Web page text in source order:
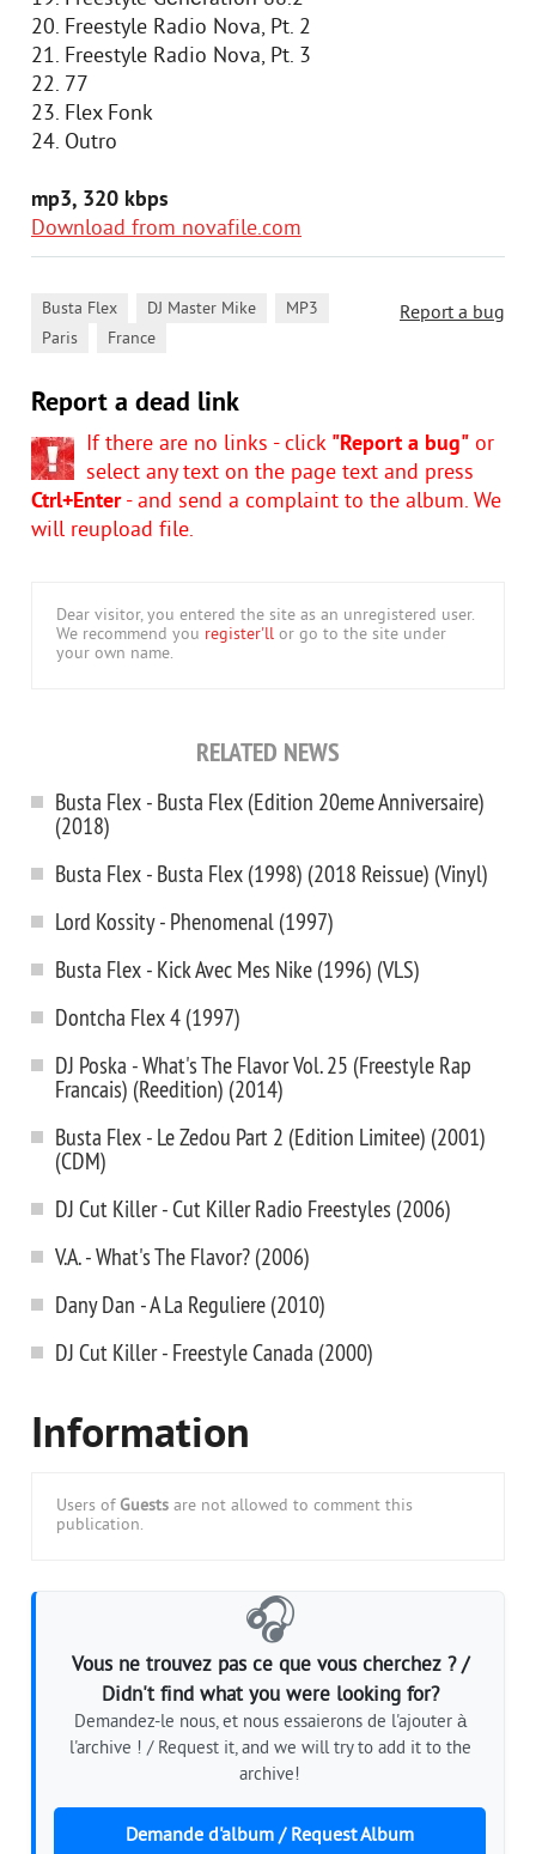
20. Freestyle Radio Nova, Pt. 2
21. Freestyle Radio Nova, Pt. 3
22. 77
23. Flex Fonk
24. Outro
mp3, 320 kbps
Download from novafile.com
Report a bug
Busta Flex DJ Master Mike MP3
Paris France
Report a dead link
If there are no links - click "Report a bug" or
select any text on the page text and press
Ctrl+Enter- and send a complaint to the album. We
will reupload file.
Dear visitor, you entered the site as an unregistered user.
We recommend you register'll or go to the site under
your own name.
RELATED NEWS
Busta Flex - Busta Flex (Edition 20eme Anniversaire)
(2018)
Busta Flex ‎- Busta Flex (1998) (2018 Reissue) (Vinyl)
Lord Kossity - Phenomenal (1997)
Busta Flex - Kick Avec Mes Nike (1996) (VLS)
Dontcha Flex 4 (1997)
DJ Poska - What's The Flavor Vol. 25 (Freestyle Rap
Francais) (Reedition) (2014)
Busta Flex - Le Zedou Part 2 (Edition Limitee) (2001)
(CDM)
DJ Cut Killer - Cut Killer Radio Freestyles (2006)
V.A. - What's The Flavor? (2006)
Dany Dan - A La Reguliere (2010)
DJ Cut Killer - Freestyle Canada (2000)
Information
Users of Guests are not allowed to comment this
publication.
🎧
Vous ne trouvez pas ce que vous cherchez ? /
Didn't find what you were looking for?
Demandez-le nous, et nous essaierons de l'ajouter à
l'archive ! / Request it, and we will try to add it to the
archive!
Demande d'album / Request Album